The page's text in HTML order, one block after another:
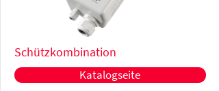
Schützkombination
Katalogseite